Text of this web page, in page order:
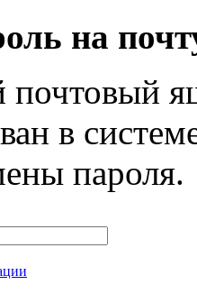
на
почтовый
в
пароля.